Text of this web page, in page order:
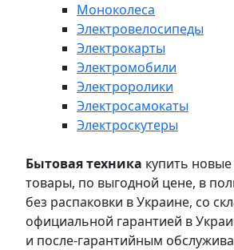
Моноколеса
Электровелосипеды
Электрокарты
Электромобили
Электроролики
Электросамокаты
Электроскутеры
Бытовая техника купить
товары, по выгодной цене, в
без распаковки в Украине, со
официальной гарантией в
и после-гарантийным